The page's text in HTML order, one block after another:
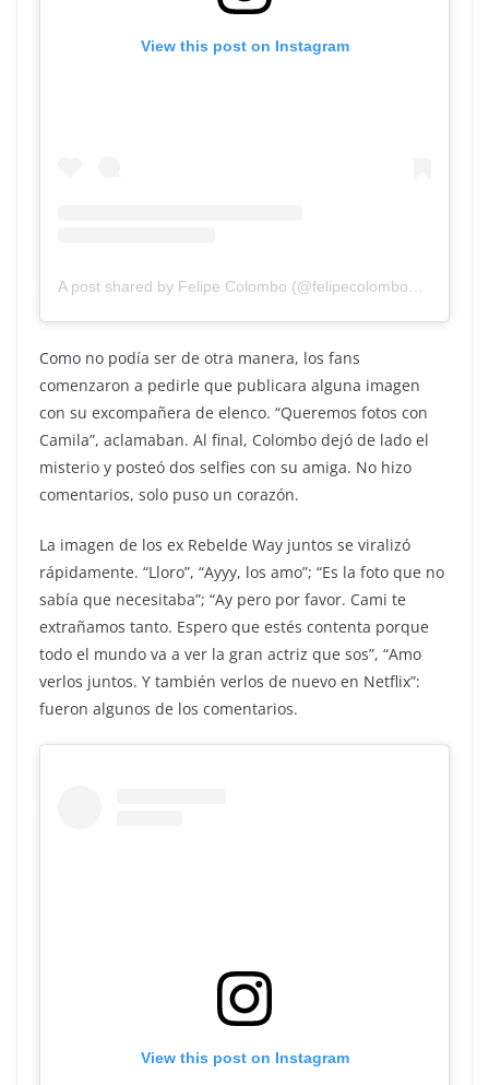
View this post on Instagram
A post shared by Felipe Colombo (@felipecolombook)
Como no podía ser de otra manera, los fans
comenzaron a pedirle que publicara alguna imagen
con su excompañera de elenco. “Queremos fotos con
Camila”, aclamaban. Al final, Colombo dejó de lado el
misterio y posteó dos selfies con su amiga. No hizo
comentarios, solo puso un corazón.
La imagen de los ex Rebelde Way juntos se viralizó
rápidamente. “Lloro”, “Ayyy, los amo”; “Es la foto que no
sabía que necesitaba”; “Ay pero por favor. Cami te
extrañamos tanto. Espero que estés contenta porque
todo el mundo va a ver la gran actriz que sos”, “Amo
verlos juntos. Y también verlos de nuevo en Netflix”:
fueron algunos de los comentarios.
View this post on Instagram